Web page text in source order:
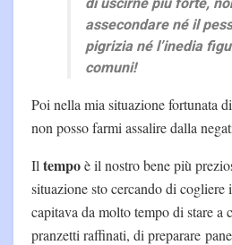
assecondare né il
pigrizia né l’inedia
comuni!
Poi nella mia situazione fortunata
non posso farmi assalire dalla
Il tempoè il nostro bene più
situazione sto cercando di cogliere
capitava da molto tempo di stare a
pranzetti raffinati, di preparare